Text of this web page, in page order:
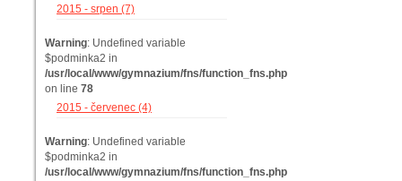
2015 - srpen (7)
Warning: Undefined variable
$podminka2 in
/usr/local/www/gymnazium/fns/function_fns.php
on line 78
2015 - červenec (4)
Warning: Undefined variable
$podminka2 in
/usr/local/www/gymnazium/fns/function_fns.php